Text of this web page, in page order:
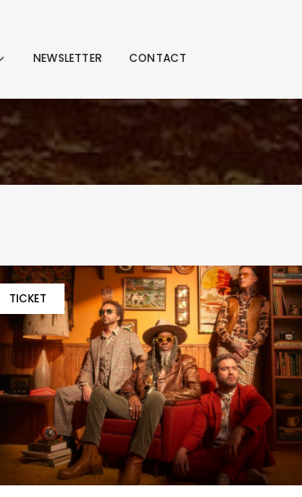
NEWSLETTER CONTACT
TICKET